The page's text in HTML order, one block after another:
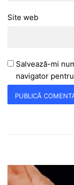
Site web
Salvează-mi
navigator